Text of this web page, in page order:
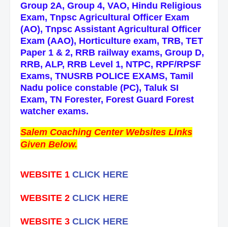
Group 2A, Group 4, VAO, Hindu Religious
Exam, Tnpsc Agricultural Officer Exam
(AO), Tnpsc Assistant Agricultural Officer
Exam (AAO), Horticulture exam, TRB, TET
Paper 1 & 2, RRB railway exams, Group D,
RRB, ALP, RRB Level 1, NTPC, RPF/RPSF
Exams, TNUSRB POLICE EXAMS, Tamil
Nadu police constable (PC), Taluk SI
Exam, TN Forester, Forest Guard Forest
watcher exams.
Salem Coaching Center Websites Links
Given Below.
WEBSITE 1 CLICK HERE
WEBSITE 2 CLICK HERE
WEBSITE 3 CLICK HERE